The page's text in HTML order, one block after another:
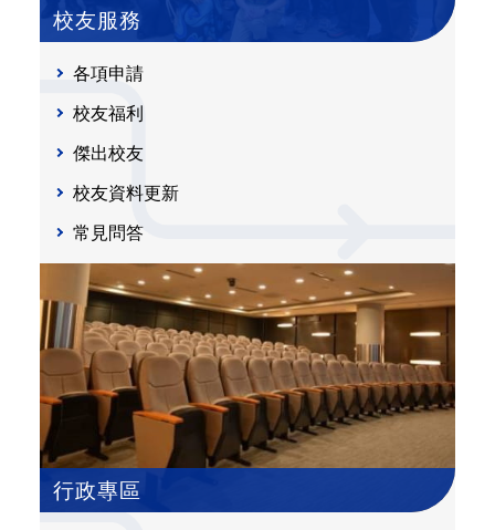
校友服務
各項申請
校友福利
傑出校友
校友資料更新
常見問答
行政專區